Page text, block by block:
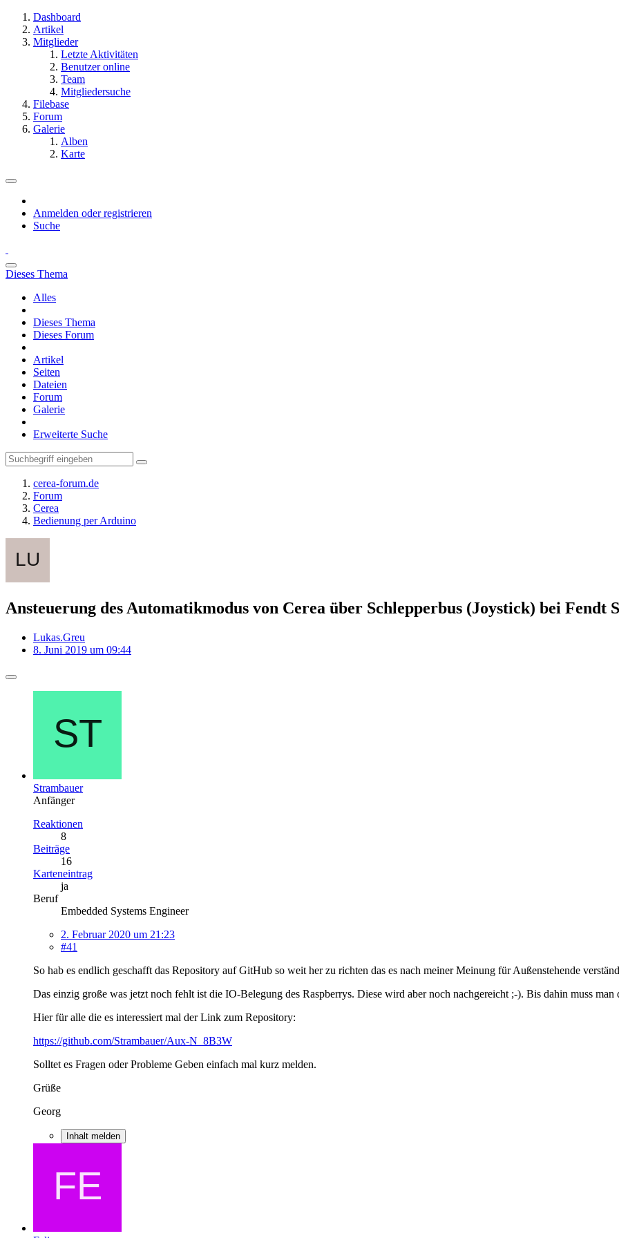
Dashboard
Artikel
Mitglieder
Letzte Aktivitäten
Benutzer online
Team
Mitgliedersuche
Filebase
Forum
Galerie
Alben
Karte
Anmelden oder registrieren
Suche
Dieses Thema
Alles
Dieses Thema
Dieses Forum
Artikel
Seiten
Dateien
Forum
Galerie
Erweiterte Suche
cerea-forum.de
Forum
Cerea
Bedienung per Arduino
Ansteuerung des Automatikmodus von Cerea über Schlepperbus (Joystick) bei Fendt
Lukas.Greu
8. Juni 2019 um 09:44
Strambauer
Anfänger
Reaktionen
8
Beiträge
16
Karteneintrag
ja
Beruf
Embedded Systems Engineer
2. Februar 2020 um 21:23
#41
So hab es endlich geschafft das Repository auf GitHub so weit her zu richten das es nach meiner Meinung für Außenstehende
Das einzig große was jetzt noch fehlt ist die IO-Belegung des Raspberrys. Diese wird aber noch nachgereicht ;-). Bis dahin muss man
Hier für alle die es interessiert mal der Link zum Repository:
https://github.com/Strambauer/Aux-N_8B3W
Solltet es Fragen oder Probleme Geben einfach mal kurz melden.
Grüße
Georg
Inhalt melden